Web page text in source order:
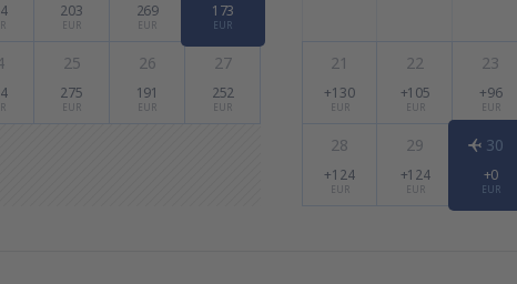
203
EUR
269
EUR
173
EUR
25
275
EUR
26
191
EUR
27
252
EUR
21
+130
EUR
22
+105
EUR
23
+96
EUR
28
+124
EUR
29
+124
EUR
30
+0
EUR